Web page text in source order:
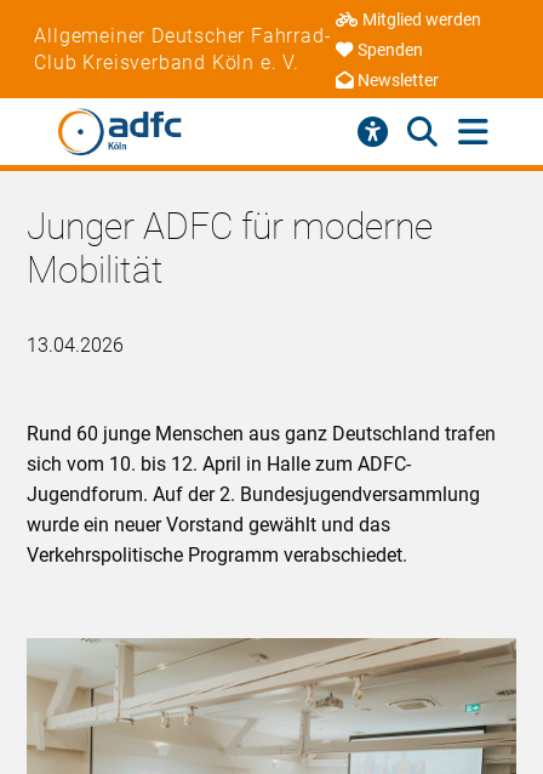
Allgemeiner Deutscher Fahrrad-
Club Kreisverband Köln e. V.
Mitglied werden
Spenden
Newsletter
Junger ADFC für moderne
Mobilität
13.04.2026
Rund 60 junge Menschen aus ganz Deutschland trafen
sich vom 10. bis 12. April in Halle zum ADFC-
Jugendforum. Auf der 2. Bundesjugendversammlung
wurde ein neuer Vorstand gewählt und das
Verkehrspolitische Programm verabschiedet.